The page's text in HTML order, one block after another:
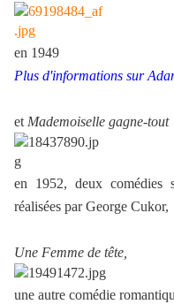
en 1949
Plus d'informations sur
et Mademoiselle gagne-tout
en 1952, deux comédies
réalisées par George Cukor,
Une Femme de tête,
une autre comédie